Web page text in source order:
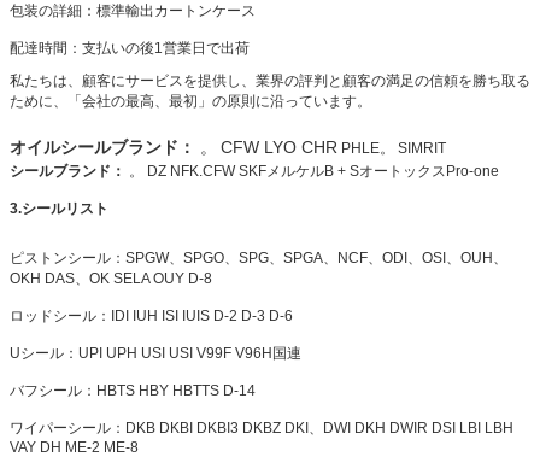
包装の詳細：標準輸出カートンケース
配達時間：支払いの後1営業日で出荷
私たちは、顧客にサービスを提供し、業界の評判と顧客の満足の信頼を勝ち取る
ために、「会社の最高、最初」の原則に沿っています。
オイルシールブランド： 。 CFW LYO CHR PHLE。
SIMRIT
シールブランド： 。 DZ NFK.CFW SKFメルケルB + SオートックスPro-one
3.シールリスト
ピストンシール：SPGW、SPGO、SPG、SPGA、NCF、ODI、OSI、OUH、
OKH DAS、OK SELA OUY D-8
ロッドシール：IDI IUH ISI IUIS D-2 D-3 D-6
Uシール：UPI UPH USI USI V99F V96H国連
バフシール：HBTS HBY HBTTS D-14
ワイパーシール：DKB DKBI DKBI3 DKBZ DKI、DWI DKH DWIR DSI LBI LBH
VAY DH ME-2 ME-8